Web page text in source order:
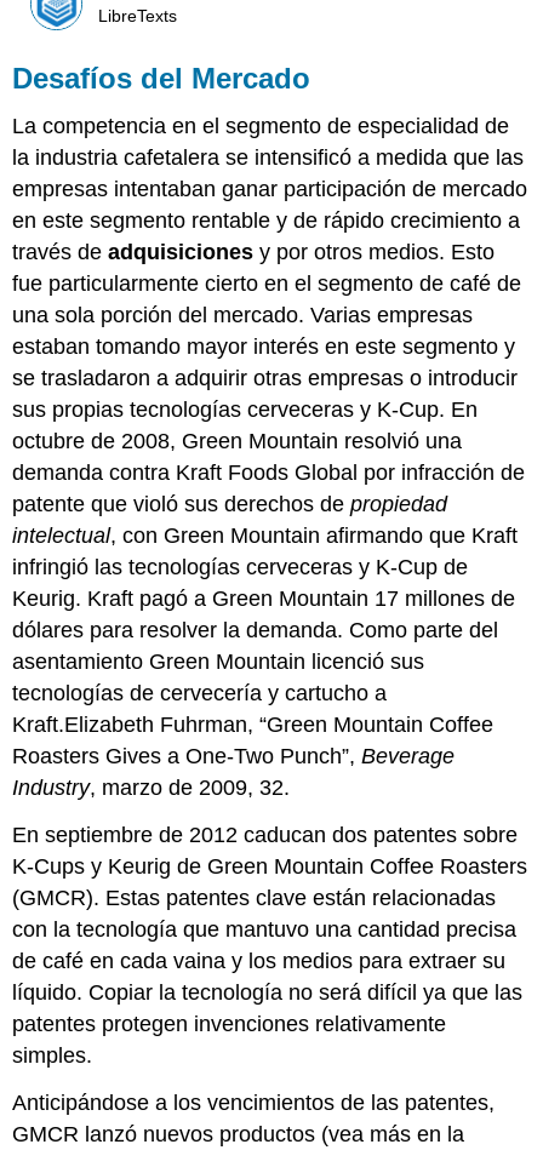
LibreTexts
Desafíos del Mercado
La competencia en el segmento de especialidad de
la industria cafetalera se intensificó a medida que las
empresas intentaban ganar participación de mercado
en este segmento rentable y de rápido crecimiento a
través deadquisiciones y por otros medios. Esto
fue particularmente cierto en el segmento de café de
una sola porción del mercado. Varias empresas
estaban tomando mayor interés en este segmento y
se trasladaron a adquirir otras empresas o introducir
sus propias tecnologías cerveceras y K-Cup. En
octubre de 2008, Green Mountain resolvió una
demanda contra Kraft Foods Global por infracción de
patente que violó sus derechos depropiedad
intelectual, con Green Mountain afirmando que Kraft
infringió las tecnologías cerveceras y K-Cup de
Keurig. Kraft pagó a Green Mountain 17 millones de
dólares para resolver la demanda. Como parte del
asentamiento Green Mountain licenció sus
tecnologías de cervecería y cartucho a
Kraft.Elizabeth Fuhrman, “Green Mountain Coffee
Roasters Gives a One-Two Punch”,Beverage
Industry, marzo de 2009, 32.
En septiembre de 2012 caducan dos patentes sobre
K-Cups y Keurig de Green Mountain Coffee Roasters
(GMCR). Estas patentes clave están relacionadas
con la tecnología que mantuvo una cantidad precisa
de café en cada vaina y los medios para extraer su
líquido. Copiar la tecnología no será difícil ya que las
patentes protegen invenciones relativamente
simples.
Anticipándose a los vencimientos de las patentes,
GMCR lanzó nuevos productos (vea más en la